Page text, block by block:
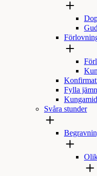
Fylla
Svåra stunder